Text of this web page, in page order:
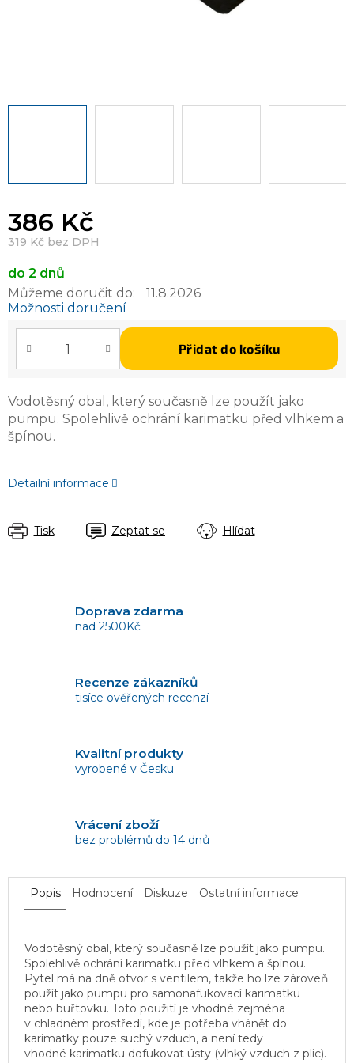
386 Kč
319 Kč bez DPH
do 2 dnů
Můžeme doručit do:
11.8.2026
Možnosti doručení
Přidat do košíku
Vodotěsný obal, který současně lze použít jako
pumpu. Spolehlivě ochrání karimatku před vlhkem a
špínou.
Detailní informace
Tisk Zeptat se Hlídat
Doprava zdarma
nad 2500Kč
Recenze zákazníků
tisíce ověřených recenzí
Kvalitní produkty
vyrobené v Česku
Vrácení zboží
bez problémů do 14 dnů
Popis Hodnocení Diskuze Ostatní informace
Vodotěsný obal, který současně lze použít jako pumpu.
Spolehlivě ochrání karimatku před vlhkem a špínou.
Pytel má na dně otvor s ventilem, takže ho lze zároveň
použít jako pumpu pro samonafukovací karimatku
nebo buřtovku. Toto použití je vhodné zejména
v chladném prostředí, kde je potřeba vhánět do
karimatky pouze suchý vzduch, a není tedy
vhodné karimatku dofukovat ústy (vlhký vzduch z plic).